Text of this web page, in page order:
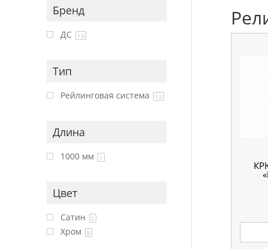
Бренд
ДС 13
Тип
Рейлинговая система 13
Длина
1000 мм 1
Цвет
Сатин 5
Хром 8